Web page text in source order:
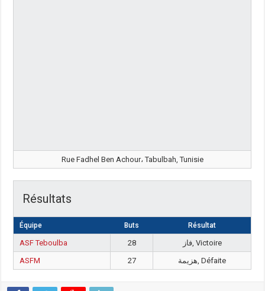
Rue Fadhel Ben Achour، Tabulbah, Tunisie
Résultats
Équipe Buts Résultat
ASF Teboulba 28
فاز, Victoire
ASFM
27 هزيمة, Défaite